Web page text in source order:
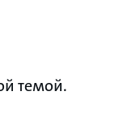
темой.